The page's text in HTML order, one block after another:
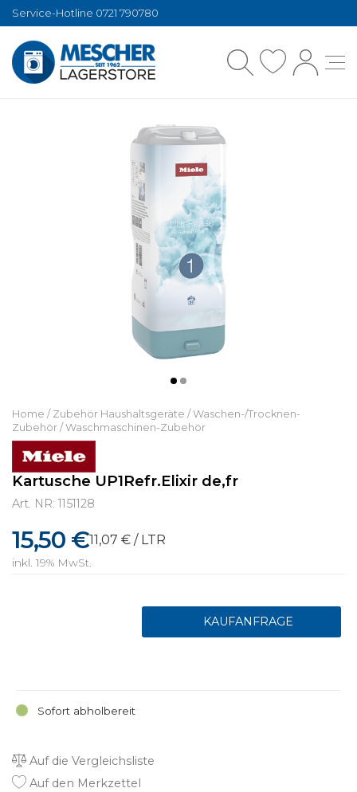
Service-Hotline 0721 790780
Home / Zubehör Haushaltsgeräte / Waschen-/Trocknen-
Zubehör / Waschmaschinen-Zubehör
Kartusche UP1Refr.Elixir de,fr
Art. NR: 1151128
15,50 €11,07 € / LTR
inkl. 19% MwSt.
Sofort abholbereit
Auf die Vergleichsliste
Auf den Merkzettel